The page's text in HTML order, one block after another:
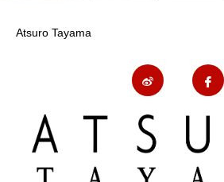
Atsuro Tayama